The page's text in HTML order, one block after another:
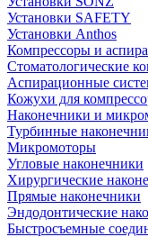
Установки SAFETY
Установки Anthos
Компрессоры и
Стоматологические
Аспирационные
Кожухи для
Наконечники и
Турбинные
Микромоторы
Угловые наконечники
Хирургические
Прямые наконечники
Эндодонтические
Быстросъемные